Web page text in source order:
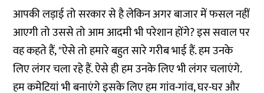
आपकी लड़ाई तो सरकार से है लेकिन अगर बाजार में फसल नहीं
आएगी तो उससे तो आम आदमी भी परेशान होंगे? इस सवाल पर
वह कहते हैं, "ऐसे तो हमारे बहुत सारे गरीब भाई हैं. हम उनके
लिए लंगर चला रहे हैं. ऐसे ही हम उनके लिए भी लंगर चलाएंगे.
हम कमेटियां भी बनाएंगे इसके लिए हम गांव-गांव, घर-घर और